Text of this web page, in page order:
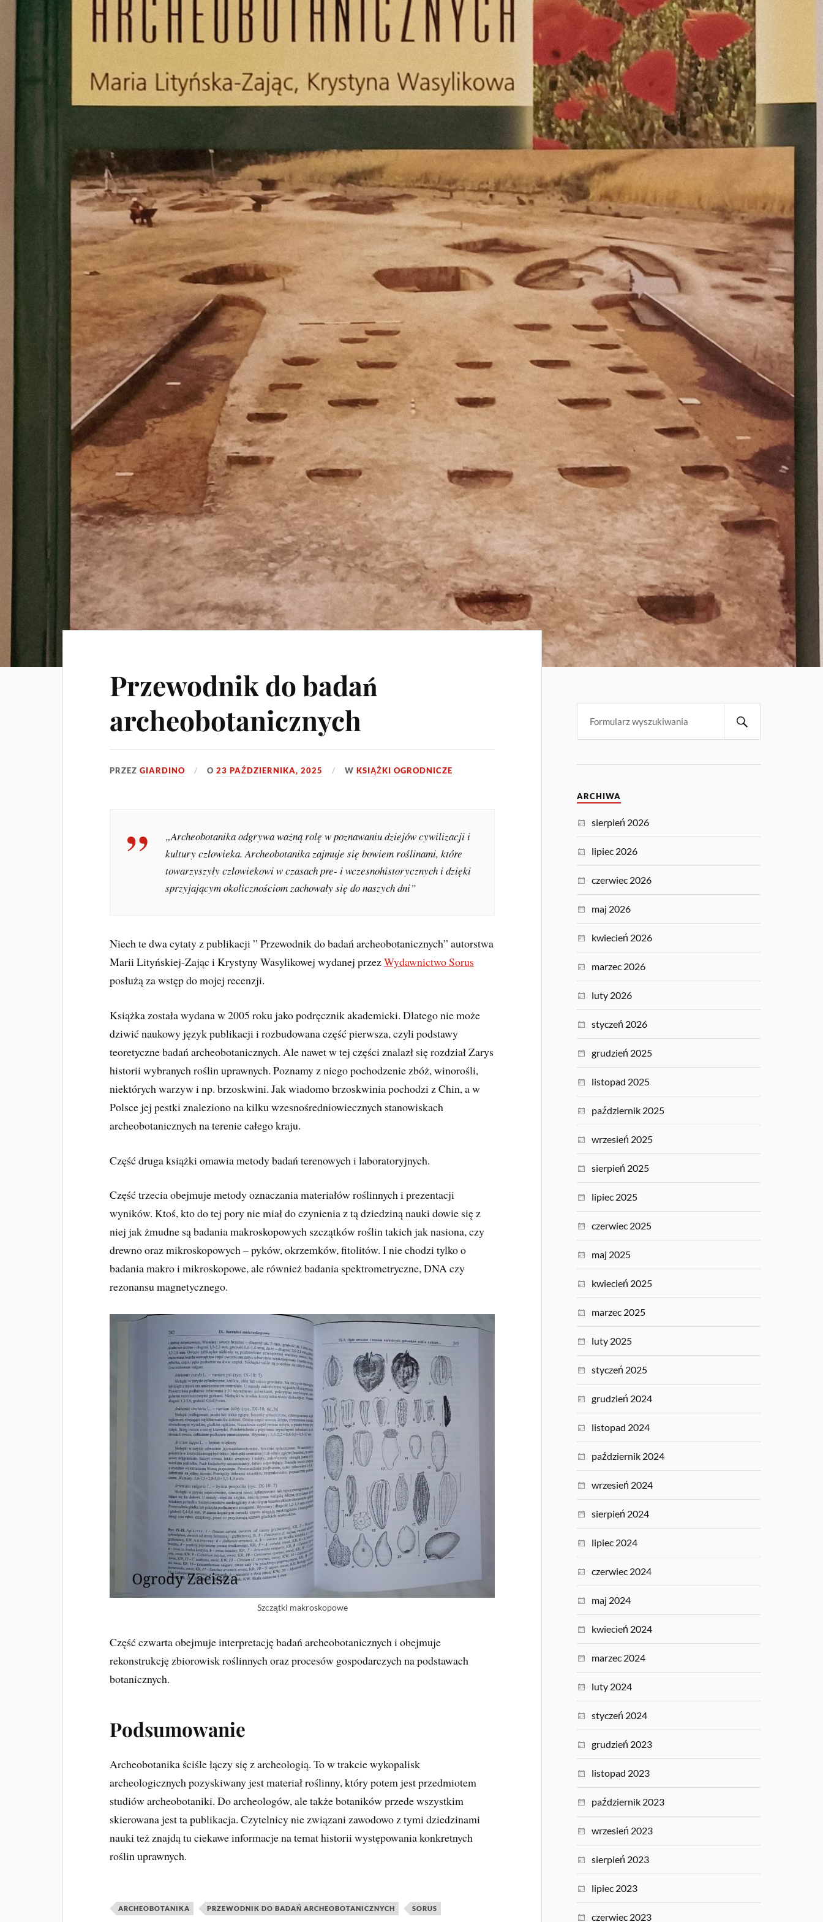
Przewodnik do badań
archeobotanicznych
PRZEZGIARDINO O23 PAŹDZIERNIKA, 2025 WKSIĄŻKI OGRODNICZE
„Archeobotanika odgrywa ważną rolę w poznawaniu dziejów cywilizacji i
kultury człowieka. Archeobotanika zajmuje się bowiem roślinami, które
towarzyszyły człowiekowi w czasach pre- i wczesnohistorycznych i dzięki
sprzyjającym okolicznościom zachowały się do naszych dni”
Niech te dwa cytaty z publikacji ” Przewodnik do badań archeobotanicznych” autorstwa
Marii Lityńskiej-Zając i Krystyny Wasylikowej wydanej przezWydawnictwo Sorus
posłużą za wstęp do mojej recenzji.
Książka została wydana w 2005 roku jako podręcznik akademicki. Dlatego nie może
dziwić naukowy język publikacji i rozbudowana część pierwsza, czyli podstawy
teoretyczne badań archeobotanicznych. Ale nawet w tej części znalazł się rozdział Zarys
historii wybranych roślin uprawnych. Poznamy z niego pochodzenie zbóż, winorośli,
niektórych warzyw i np. brzoskwini. Jak wiadomo brzoskwinia pochodzi z Chin, a w
Polsce jej pestki znaleziono na kilku wzesnośredniowiecznych stanowiskach
archeobotanicznych na terenie całego kraju.
Część druga książki omawia metody badań terenowych i laboratoryjnych.
Część trzecia obejmuje metody oznaczania materiałów roślinnych i prezentacji
wyników. Ktoś, kto do tej pory nie miał do czynienia z tą dziedziną nauki dowie się z
niej jak żmudne są badania makroskopowych szczątków roślin takich jak nasiona, czy
drewno oraz mikroskopowych – pyków, okrzemków, fitolitów. I nie chodzi tylko o
badania makro i mikroskopowe, ale również badania spektrometryczne, DNA czy
rezonansu magnetycznego.
Szczątki makroskopowe
Część czwarta obejmuje interpretację badań archeobotanicznych i obejmuje
rekonstrukcję zbiorowisk roślinnych oraz procesów gospodarczych na podstawach
botanicznych.
Podsumowanie
Archeobotanika ściśle łączy się z archeologią. To w trakcie wykopalisk
archeologicznych pozyskiwany jest materiał roślinny, który potem jest przedmiotem
studiów archeobotaniki. Do archeologów, ale także botaników przede wszystkim
skierowana jest ta publikacja. Czytelnicy nie związani zawodowo z tymi dziedzinami
nauki też znajdą tu ciekawe informacje na temat historii występowania konkretnych
roślin uprawnych.
ARCHEOBOTANIKA PRZEWODNIK DO BADAŃ ARCHEOBOTANICZNYCH SORUS
ARCHIWA
sierpień 2026
lipiec 2026
czerwiec 2026
maj 2026
kwiecień 2026
marzec 2026
luty 2026
styczeń 2026
grudzień 2025
listopad 2025
październik 2025
wrzesień 2025
sierpień 2025
lipiec 2025
czerwiec 2025
maj 2025
kwiecień 2025
marzec 2025
luty 2025
styczeń 2025
grudzień 2024
listopad 2024
październik 2024
wrzesień 2024
sierpień 2024
lipiec 2024
czerwiec 2024
maj 2024
kwiecień 2024
marzec 2024
luty 2024
styczeń 2024
grudzień 2023
listopad 2023
październik 2023
wrzesień 2023
sierpień 2023
lipiec 2023
czerwiec 2023